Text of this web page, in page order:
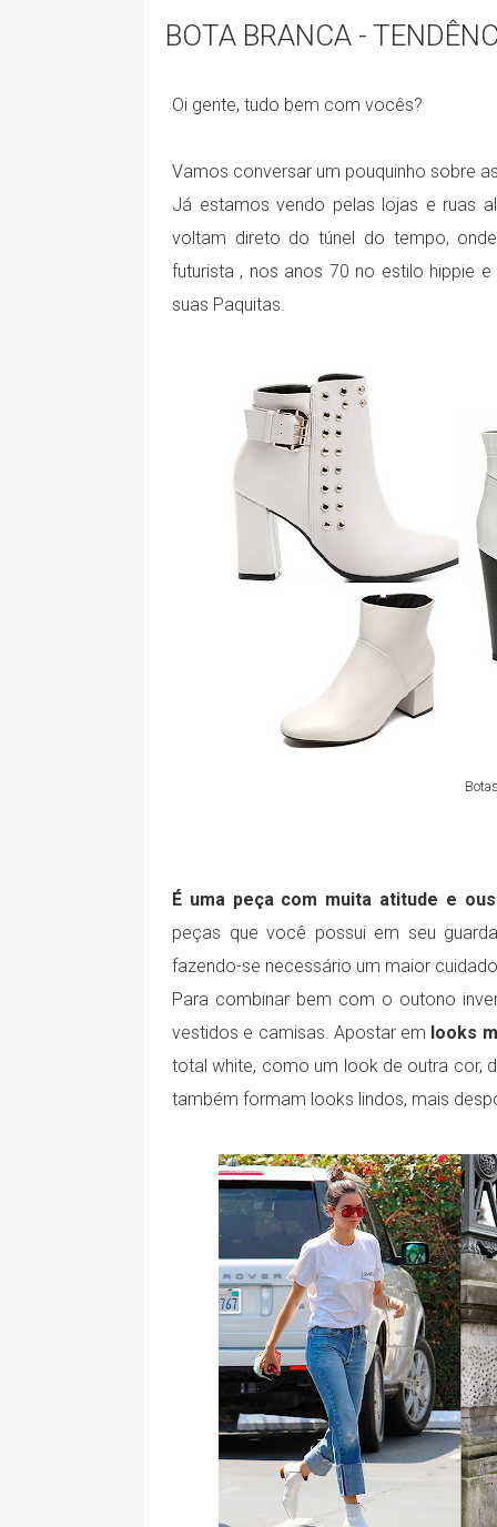
BOTA BRANCA -
Oi gente, tudo bem com vocês?
Vamos conversar um pouquinho sobre
Já estamos vendo pelas lojas e ruas
voltam direto do túnel do tempo,
futurista , nos anos 70 no estilo hippie
suas Paquitas.
É uma peça com muita atitude e
peças que você possui em seu
fazendo-se necessário um maior
Para combinar bem com o outono
vestidos e camisas. Apostar em looks
total white, como um look de outra cor,
também formam looks lindos, mais